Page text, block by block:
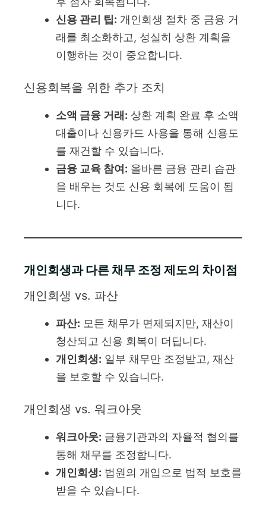
신용 관리 팁: 개인회생 절차 중 금융 거
래를 최소화하고, 성실히 상환 계획을
이행하는 것이 중요합니다.
신용회복을 위한 추가 조치
소액 금융 거래: 상환 계획 완료 후 소액
대출이나 신용카드 사용을 통해 신용도
를 재건할 수 있습니다.
금융 교육 참여: 올바른 금융 관리 습관
을 배우는 것도 신용 회복에 도움이 됩
니다.
개인회생과 다른 채무 조정 제도의 차이점
개인회생 vs. 파산
파산: 모든 채무가 면제되지만, 재산이
청산되고 신용 회복이 더딥니다.
개인회생: 일부 채무만 조정받고, 재산
을 보호할 수 있습니다.
개인회생 vs. 워크아웃
워크아웃: 금융기관과의 자율적 협의를
통해 채무를 조정합니다.
개인회생: 법원의 개입으로 법적 보호를
받을 수 있습니다.